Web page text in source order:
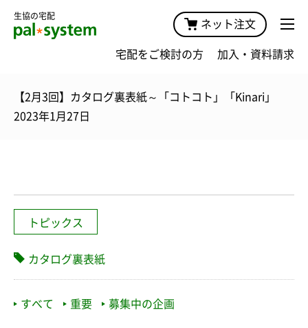
生協の宅配
ネット注文
宅配をご検討の方 加入・資料請求
【2月3回】カタログ裏表紙～「コトコト」「Kinari」
2023年1月27日
トピックス
カタログ裏表紙
すべて 重要 募集中の企画